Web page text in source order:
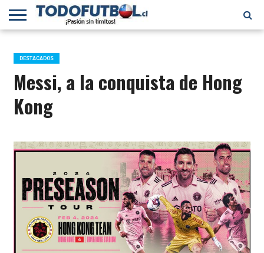
PRIMERA
B
SELECCIÓN
CHILENA
CHILENOS
EN EL
MUNDO
FÚTBOL
INTERNACIONAL
DESTACADOS
Messi, a la conquista de Hong
Kong